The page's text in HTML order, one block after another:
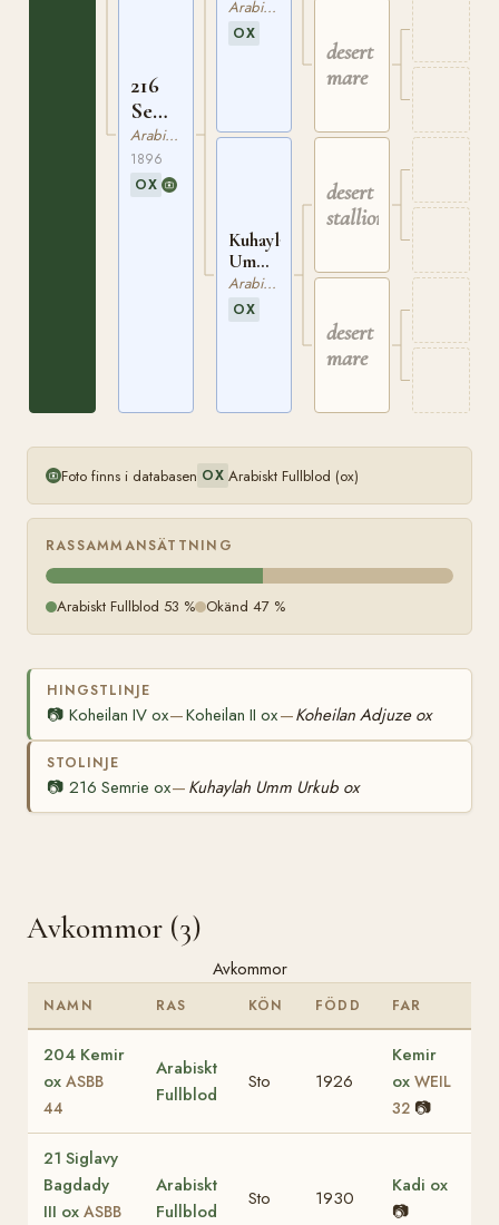
216
Semrie
ox Arabiskt Fullblod
1896
OX
Arabiskt Fullblod
OX
Kuhaylah
Umm
Urkub
ox
Arabiskt Fullblod
OX
desert
mare
desert
stallion
desert
mare
Foto finns i databasen OX Arabiskt Fullblod (ox)
RASSAMMANSÄTTNING
Arabiskt Fullblod 53 % Okänd 47 %
HINGSTLINJE
📷 Koheilan IV ox—Koheilan II ox—Koheilan Adjuze ox
STOLINJE
📷 216 Semrie ox— Kuhaylah Umm Urkub ox
Avkommor (3)
Avkommor
NAMN RAS KÖN FÖDD FAR
204 Kemir
ox ASBB
44
Arabiskt
Fullblod
Sto 1926
Kemir
ox WEIL
32 📷
21 Siglavy
Bagdady
III ox ASBB
Arabiskt
Fullblod
Sto 1930
Kadi ox
📷